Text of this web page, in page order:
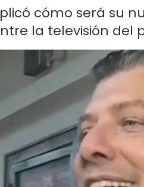
cómo será su
la televisión del